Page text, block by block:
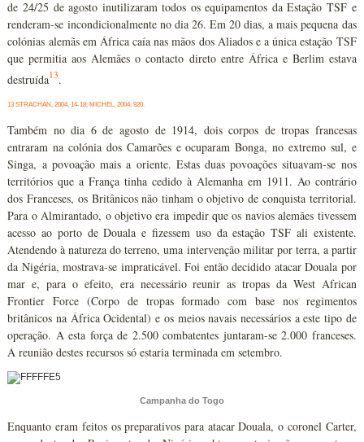
de 24/25 de agosto inutilizaram todos os equipamentos da Estação TSF e
renderam-se incondicionalmente no dia 26. Em 20 dias, a mais pequena das
colónias alemãs em África caía nas mãos dos Aliados e a única estação TSF
que permitia aos Alemães o contacto direto entre África e Berlim estava
destruída13.
13 STRACHAN, 2004, 14-18; MICHEL, 2004, 920.
Também no dia 6 de agosto de 1914, dois corpos de tropas francesas
entraram na colónia dos Camarões e ocuparam Bonga, no extremo sul, e
Singa, a povoação mais a oriente. Estas duas povoações situavam-se nos
territórios que a França tinha cedido à Alemanha em 1911. Ao contrário
dos Franceses, os Britânicos não tinham o objetivo de conquista territorial.
Para o Almirantado, o objetivo era impedir que os navios alemães tivessem
acesso ao porto de Douala e fizessem uso da estação TSF ali existente.
Atendendo à natureza do terreno, uma intervenção militar por terra, a partir
da Nigéria, mostrava-se impraticável. Foi então decidido atacar Douala por
mar e, para o efeito, era necessário reunir as tropas da West African
Frontier Force (Corpo de tropas formado com base nos regimentos
britânicos na África Ocidental) e os meios navais necessários a este tipo de
operação. A esta força de 2.500 combatentes juntaram-se 2.000 franceses.
A reunião destes recursos só estaria terminada em setembro.
Campanha do Togo
Enquanto eram feitos os preparativos para atacar Douala, o coronel Carter,